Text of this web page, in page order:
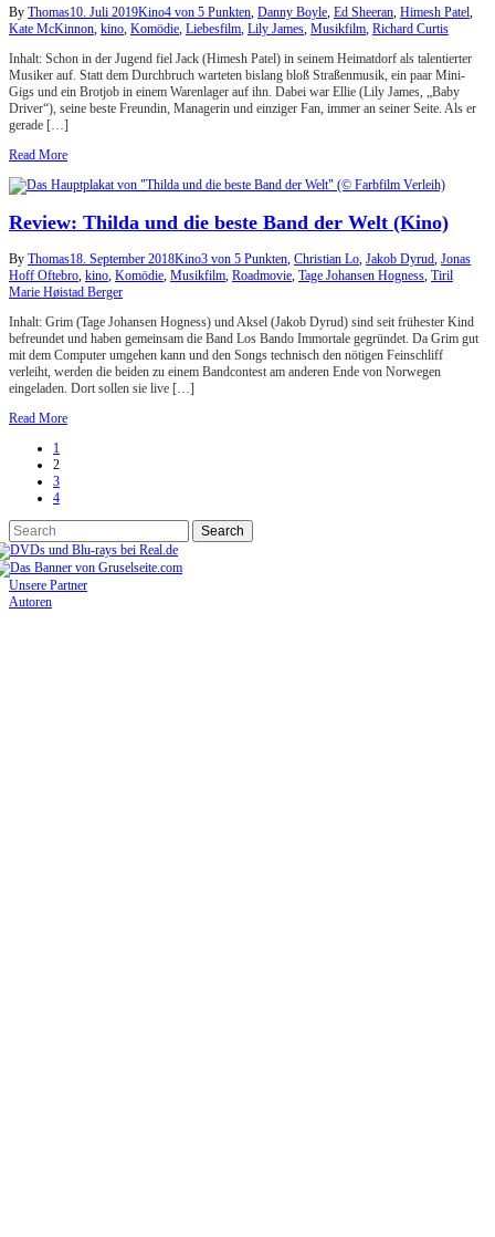
By Thomas10. Juli 2019Kino4 von 5 Punkten, Danny Boyle, Ed Sheeran, Himesh Patel,
Kate McKinnon, kino, Komödie, Liebesfilm, Lily James, Musikfilm, Richard Curtis
Inhalt: Schon in der Jugend fiel Jack (Himesh Patel) in seinem Heimatdorf als talentierter
Musiker auf. Statt dem Durchbruch warteten bislang bloß Straßenmusik, ein paar Mini-
Gigs und ein Brotjob in einem Warenlager auf ihn. Dabei war Ellie (Lily James, „Baby
Driver“), seine beste Freundin, Managerin und einziger Fan, immer an seiner Seite. Als er
gerade […]
Read More
Review: Thilda und die beste Band der Welt (Kino)
By Thomas18. September 2018Kino3 von 5 Punkten, Christian Lo, Jakob Dyrud, Jonas
Hoff Oftebro, kino, Komödie, Musikfilm, Roadmovie, Tage Johansen Hogness, Tiril
Marie Høistad Berger
Inhalt: Grim (Tage Johansen Hogness) und Aksel (Jakob Dyrud) sind seit frühester Kind
befreundet und haben gemeinsam die Band Los Bando Immortale gegründet. Da Grim gut
mit dem Computer umgehen kann und den Songs technisch den nötigen Feinschliff
verleiht, werden die beiden zu einem Bandcontest am anderen Ende von Norwegen
eingeladen. Dort sollen sie live […]
Read More
1
2
3
4
Unsere Partner
Autoren